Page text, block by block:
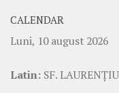
CALENDAR
Luni, 10 august 2026
Latin: SF.